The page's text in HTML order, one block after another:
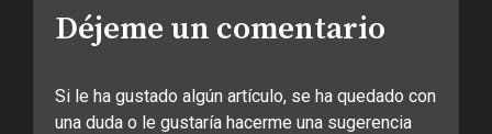
Déjeme un comentario
Si le ha gustado algún artículo, se ha quedado con
una duda o le gustaría hacerme una sugerencia